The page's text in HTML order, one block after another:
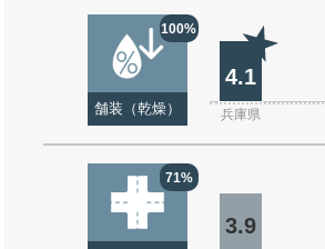
100%
舗装（乾燥）
4.1
兵庫県
71%
3.9